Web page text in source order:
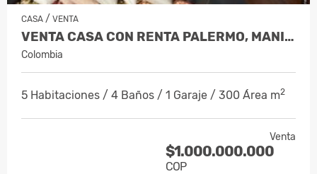
CASA / VENTA
VENTA CASA CON RENTA PALERMO, MANIZA…
Colombia
5 Habitaciones / 4 Baños / 1 Garaje / 300 Área m2
Venta
$1.000.000.000
COP